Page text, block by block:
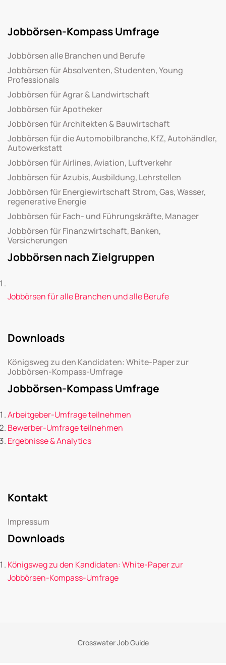
Jobbörsen-Kompass Umfrage
Jobbörsen alle Branchen und Berufe
Jobbörsen für Absolventen, Studenten, Young
Professionals
Jobbörsen für Agrar & Landwirtschaft
Jobbörsen für Apotheker
Jobbörsen für Architekten & Bauwirtschaft
Jobbörsen für die Automobilbranche, KfZ, Autohändler,
Autowerkstatt
Jobbörsen für Airlines, Aviation, Luftverkehr
Jobbörsen für Azubis, Ausbildung, Lehrstellen
Jobbörsen für Energiewirtschaft Strom, Gas, Wasser,
regenerative Energie
Jobbörsen für Fach- und Führungskräfte, Manager
Jobbörsen für Finanzwirtschaft, Banken,
Versicherungen
Jobbörsen nach Zielgruppen
Jobbörsen für alle Branchen und alle Berufe
Downloads
Königsweg zu den Kandidaten: White-Paper zur
Jobbörsen-Kompass-Umfrage
Jobbörsen-Kompass Umfrage
Arbeitgeber-Umfrage teilnehmen
Bewerber-Umfrage teilnehmen
Ergebnisse & Analytics
Kontakt
Impressum
Downloads
Königsweg zu den Kandidaten: White-Paper zur
Jobbörsen-Kompass-Umfrage
Crosswater Job Guide